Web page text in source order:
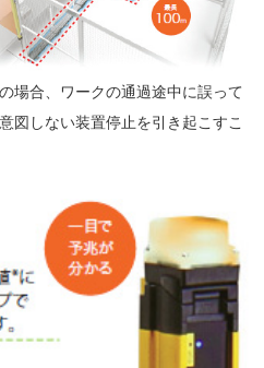
場合、ワークの通過途中に誤って
図しない装置停止を引き起こすこ